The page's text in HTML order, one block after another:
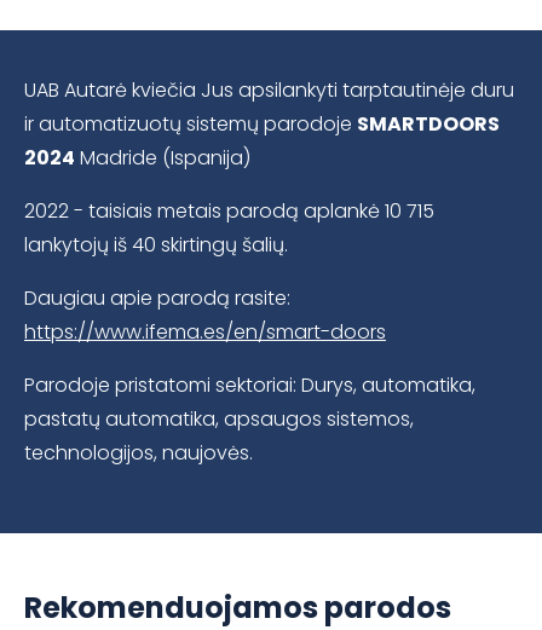
UAB Autarė kviečia Jus apsilankyti tarptautinėje duru
ir automatizuotų sistemų parodoje SMARTDOORS
2024 Madride (Ispanija)
2022 - taisiais metais parodą aplankė 10 715
lankytojų iš 40 skirtingų šalių.
Daugiau apie parodą rasite:
https://www.ifema.es/en/smart-doors
Parodoje pristatomi sektoriai: Durys, automatika,
pastatų automatika, apsaugos sistemos,
technologijos, naujovės.
Rekomenduojamos parodos